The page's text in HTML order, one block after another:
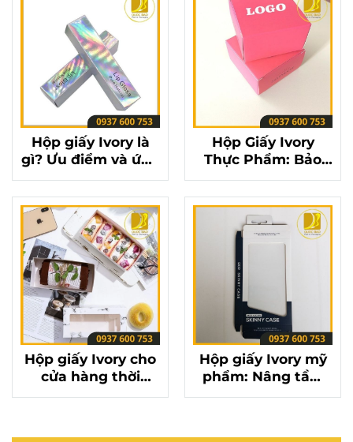
Hộp giấy Ivory là
gì? Ưu điểm và ứng
dụng của hộp giấy
Ivory trong bao bì
Hộp Giấy Ivory
Thực Phẩm: Bảo
Quản Sản Phẩm
An Toàn Với Hộp
Giấy Ivory
Hộp giấy Ivory cho
cửa hàng thời
trang: Tạo ấn
Hộp giấy Ivory mỹ
phẩm: Nâng tầm
sản phẩm với hộp